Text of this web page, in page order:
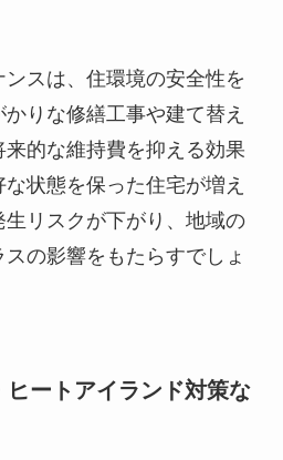
スは、住環境の安全性を
りな修繕工事や建て替え
的な維持費を抑える効果
状態を保った住宅が増え
リスクが下がり、地域の
の影響をもたらすでしょ
ートアイランド対策な